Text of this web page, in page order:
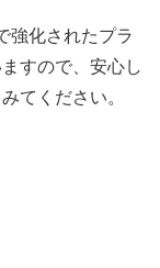
強化されたプラ
すので、安心し
てください。